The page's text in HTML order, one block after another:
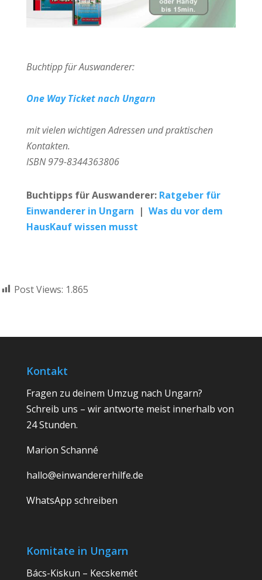
Buchtipp für Auswanderer:
One Way Ticket nach Ungarn
mit vielen wichtigen Adressen und praktischen
Kontakten.
ISBN 979-8344363806
Buchtipps für Auswanderer: Ratgeber für
Einwanderer in Ungarn | Was du vor dem
HausKauf wissen musst
Post Views: 1.865
Kontakt
Fragen zu deinem Umzug nach Ungarn?
Schreib uns – wir antworte meist innerhalb von
24 Stunden.
Marion Schanné
hallo@einwandererhilfe.de
WhatsApp schreiben
Komitate in Ungarn
Bács-Kiskun – Kecskemét